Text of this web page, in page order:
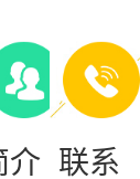
介 联系